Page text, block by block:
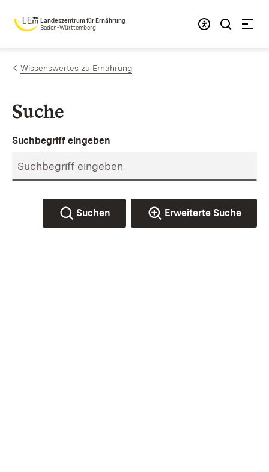
Zum Inhalt springen
Landeszentrum für Ernährung
Baden-Württemberg
Wissenswertes zu Ernährung
Suche
Suchbegriff eingeben
Suchen Erweiterte Suche